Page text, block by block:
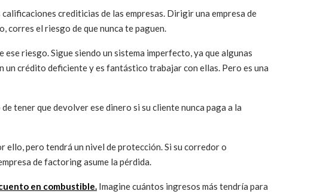
crediticias de las empresas. Dirigir una empresa de
corres el riesgo de que nunca te paguen.
riesgo. Sigue siendo un sistema imperfecto, ya que algunas
crédito deficiente y es fantástico trabajar con ellas. Pero es una
tener que devolver ese dinero si su cliente nunca paga a la
ello, pero tendrá un nivel de protección. Si su corredor o
de factoring asume la pérdida.
en combustible. Imagine cuántos ingresos más tendría para